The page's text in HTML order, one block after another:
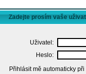
Zadejte prosím vaše
Uživatel:
Heslo:
Přihlásit mě automaticky